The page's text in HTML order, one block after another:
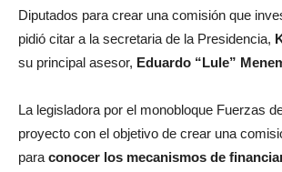
Diputados para crear una comisión que
pidió citar a la secretaria de la Presidencia,
su principal asesor, Eduardo “Lule”
La legisladora por el monobloque Fuerzas
proyecto con el objetivo de crear una
para conocer los mecanismos de